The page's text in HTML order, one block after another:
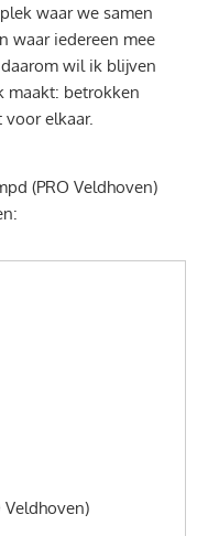
waar we samen
waar iedereen mee
wil ik blijven
maakt: betrokken
elkaar.
(PRO Veldhoven)
Veldhoven)